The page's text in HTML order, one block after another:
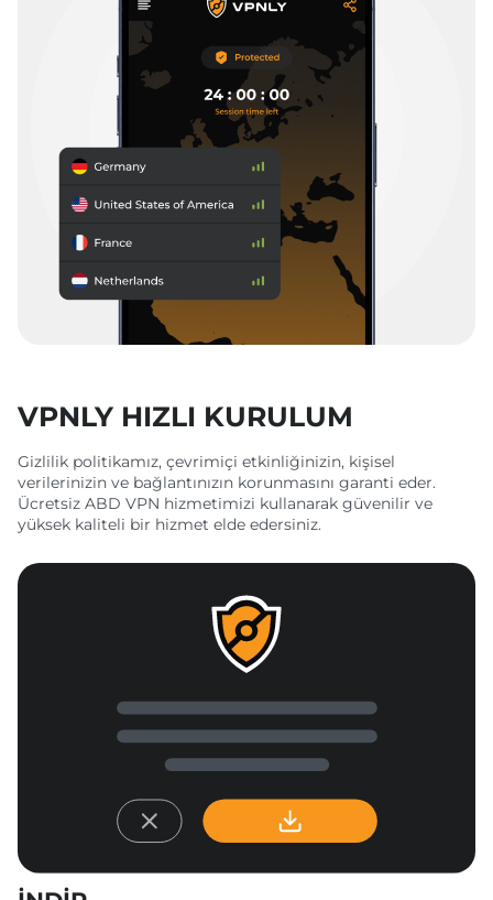
VPNLY HIZLI KURULUM
Gizlilik politikamız, çevrimiçi etkinliğinizin, kişisel
verilerinizin ve bağlantınızın korunmasını garanti eder.
Ücretsiz ABD VPN hizmetimizi kullanarak güvenilir ve
yüksek kaliteli bir hizmet elde edersiniz.